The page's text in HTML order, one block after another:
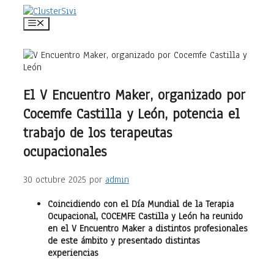
Saltar
Menú
El V Encuentro Maker, organizado por
Cocemfe Castilla y León, potencia el
trabajo de los terapeutas
ocupacionales
30 octubre 2025 por admin
Coincidiendo con el Día Mundial de la Terapia
Ocupacional, COCEMFE Castilla y León ha reunido
en el V Encuentro Maker a distintos profesionales
de este ámbito y presentado distintas
experiencias